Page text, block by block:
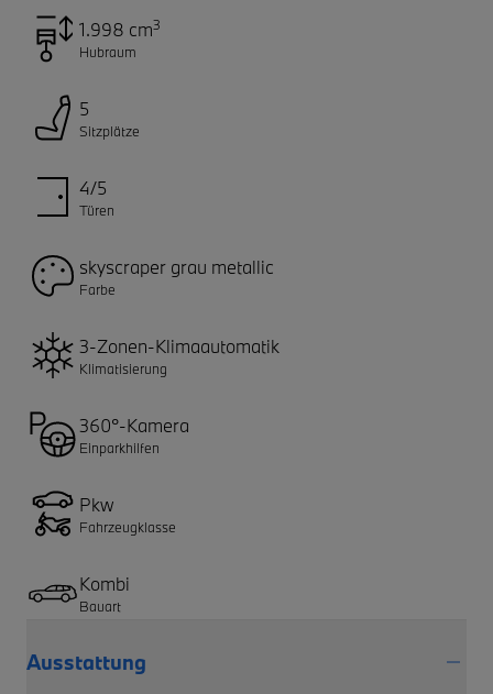
1.998 cm3
Hubraum
5
Sitzplätze
4/5
Türen
skyscraper grau metallic
Farbe
3-Zonen-Klimaautomatik
Klimatisierung
360°-Kamera
Einparkhilfen
Pkw
Fahrzeugklasse
Kombi
Bauart
Ausstattung